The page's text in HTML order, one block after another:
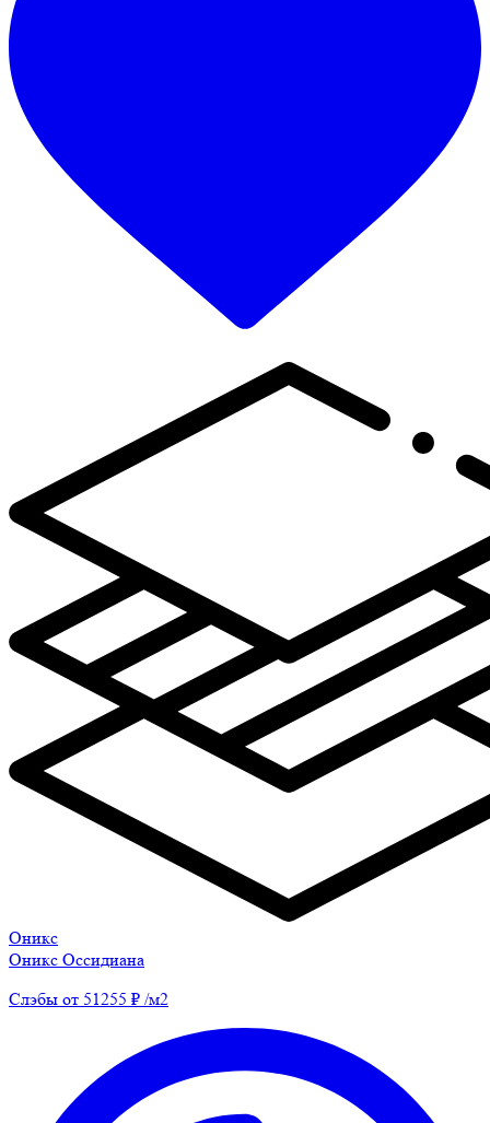
Оникс
Оникс Оссидиана
Слэбы от 51255 ₽ /м2